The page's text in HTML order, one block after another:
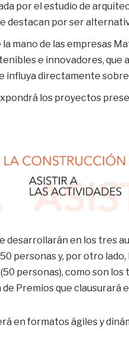
por el estudio de
destacan por ser
la mano de las empresas
e innovadores, que
influya directamente
los proyectos
desarrollarán en los tres
personas y, por otro
personas), como son los
Premios que clausurará
en formatos ágiles y